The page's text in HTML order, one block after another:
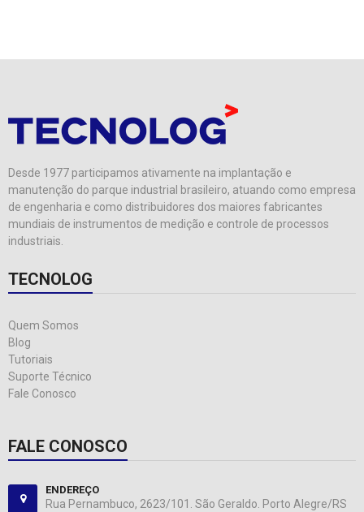
Desde 1977 participamos ativamente na implantação e
manutenção do parque industrial brasileiro, atuando como empresa
de engenharia e como distribuidores dos maiores fabricantes
mundiais de instrumentos de medição e controle de processos
industriais.
TECNOLOG
Quem Somos
Blog
Tutoriais
Suporte Técnico
Fale Conosco
FALE CONOSCO
ENDEREÇO
Rua Pernambuco, 2623/101. São Geraldo. Porto Alegre/RS